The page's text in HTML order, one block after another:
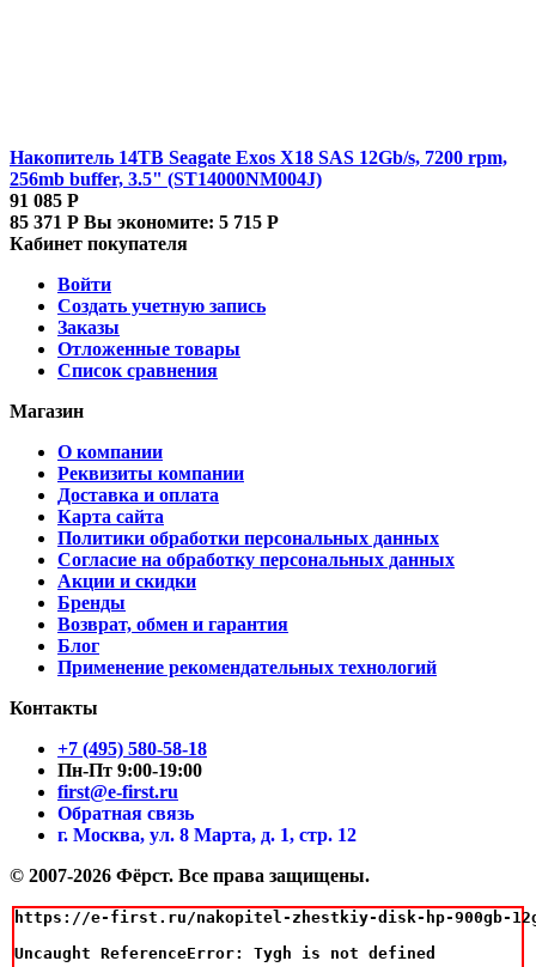
Накопитель 14TB Seagate Exos X18 SAS 12Gb/s, 7200 rpm,
256mb buffer, 3.5" (ST14000NM004J)
91 085 Р
85 371 Р Вы экономите: 5 715 Р
Кабинет покупателя
Войти
Создать учетную запись
Заказы
Отложенные товары
Список сравнения
Магазин
О компании
Реквизиты компании
Доставка и оплата
Карта сайта
Политики обработки персональных данных
Согласие на обработку персональных данных
Акции и скидки
Бренды
Возврат, обмен и гарантия
Блог
Применение рекомендательных технологий
Контакты
+7 (495) 580-58-18
Пн-Пт 9:00-19:00
first@e-first.ru
Обратная связь
г. Москва, ул. 8 Марта, д. 1, стр. 12
© 2007-2026 Фёрст. Все права защищены.
https://e-first.ru/nakopitel-zhestkiy-disk-hp-900gb-
Uncaught ReferenceError: Tygh is not defined